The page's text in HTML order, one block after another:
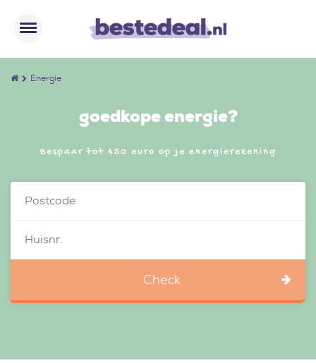
Energie
goedkope energie?
Bespaar tot 450 euro op je energierekening
Check